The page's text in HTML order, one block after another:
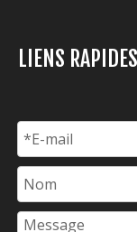
LIENS RAPIDES